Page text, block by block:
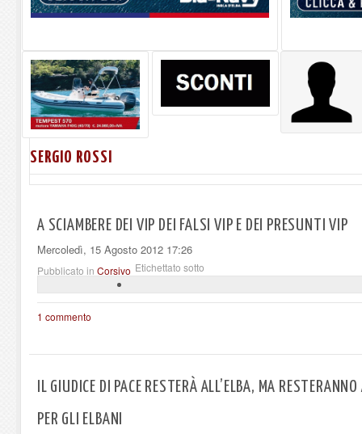
SERGIO ROSSI
A SCIAMBERE DEI VIP DEI FALSI VIP E DEI PRESUNTI VIP
Mercoledì, 15 Agosto 2012 17:26
Pubblicato in Corsivo Etichettato sotto
1 commento
IL GIUDICE DI PACE RESTERÀ ALL’ELBA, MA
PER GLI ELBANI